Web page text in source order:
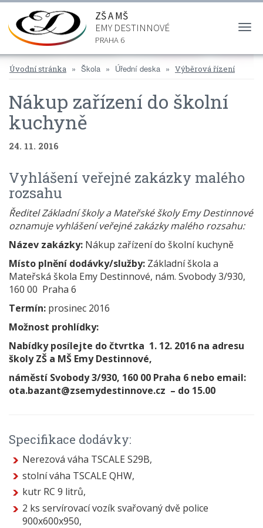
ZŠ A MŠ
EMY DESTINNOVÉ
PRAHA 6
Úvodní stránka Škola Úřední deska Výběrová řízení
Nákup zařízení do školní
kuchyně
24. 11. 2016
Vyhlášení veřejné zakázky malého
rozsahu
Ředitel Základní školy a Mateřské školy Emy Destinnové
oznamuje vyhlášení veřejné zakázky malého rozsahu:
Název zakázky: Nákup zařízení do školní kuchyně
Místo plnění dodávky/služby: Základní škola a
Mateřská škola Emy Destinnové, nám. Svobody 3/930,
160 00 Praha 6
Termín: prosinec 2016
Možnost prohlídky:
Nabídky posílejte do čtvrtka 1. 12. 2016 na adresu
školy ZŠ a MŠ Emy Destinnové,
náměstí Svobody 3/930, 160 00 Praha 6 nebo email:
ota.bazant@zsemydestinnove.cz – do 15.00
Specifikace dodávky:
Nerezová váha TSCALE S29B,
stolní váha TSCALE QHW,
kutr RC 9 litrů,
2 ks servírovací vozík svařovaný dvě police
900x600x950,